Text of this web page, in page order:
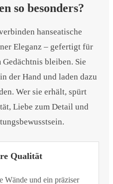
so besonders?
hanseatische
Eleganz – gefertigt für
bleiben. Sie
der Hand und laden dazu
Wer sie erhält, spürt
Liebe zum Detail und
Qualität
Wände und ein präziser